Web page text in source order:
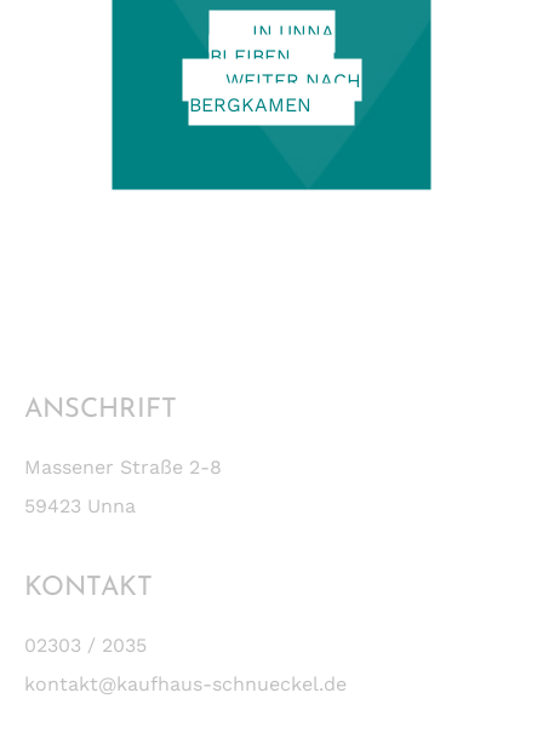
IN UNNA
BLEIBEN
WEITER NACH
BERGKAMEN
ANSCHRIFT
Massener Straße 2-8
59423 Unna
KONTAKT
02303 / 2035
kontakt@kaufhaus-schnueckel.de